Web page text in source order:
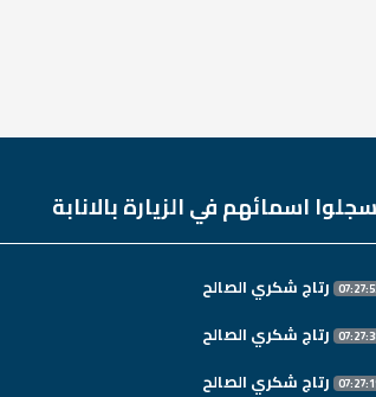
اسمائهم في الزيارة بالانابة
رتاج شكري الصالح
رتاج شكري الصالح
رتاج شكري الصالح